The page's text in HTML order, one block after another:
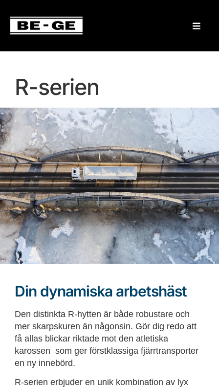
R-serien
Din dynamiska arbetshäst
Den distinkta R-hytten är både robustare och
mer skarpskuren än någonsin. Gör dig redo att
få allas blickar riktade mot den atletiska
karossen som ger förstklassiga fjärrtransporter
en ny innebörd.
R-serien erbjuder en unik kombination av lyx